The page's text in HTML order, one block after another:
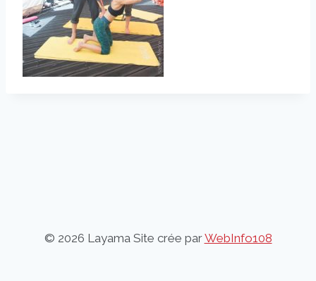
© 2026 Layama Site crée parWebInfo108